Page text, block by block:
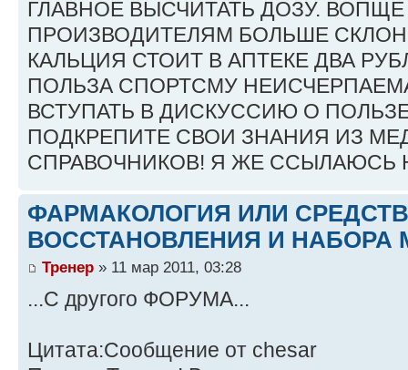
ГЛАВНОЕ ВЫСЧИТАТЬ ДОЗУ.
ПРОИЗВОДИТЕЛЯМ БОЛЬШЕ
КАЛЬЦИЯ СТОИТ В АПТЕКЕ ДВА
ПОЛЬЗА СПОРТСМУ
ВСТУПАТЬ В ДИСКУССИЮ О
ПОДКРЕПИТЕ СВОИ ЗНАНИЯ ИЗ
СПРАВОЧНИКОВ! Я ЖЕ ССЫЛАЮСЬ
ФАРМАКОЛОГИЯ ИЛИ
ВОССТАНОВЛЕНИЯ И НАБОРА
Тренер » 11 мар 2011, 03:28
...С другого ФОРУМА...
Цитата:Сообщение от chesar